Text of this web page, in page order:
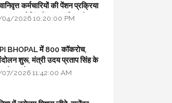
कर्मचारियों की पेंशन प्रक्रिया
बजट कोडिंग में हुए क्रांतिकारी
2026 10:20:00 PM
BHOPAL में 800 कॉकरोच,
शुरू, मंत्री उदय प्रताप सिंह के
भी जाएंगे
2026 11:42:00 AM